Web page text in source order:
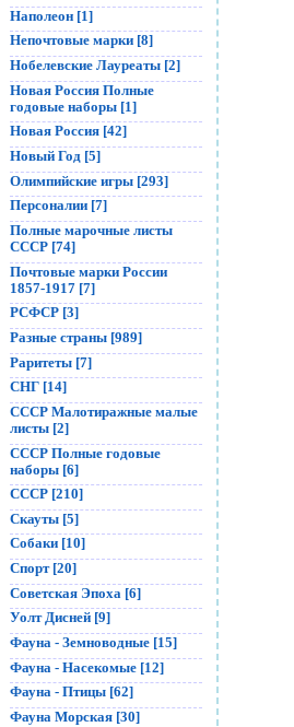
Наполеон [1]
Непочтовые марки [8]
Нобелевские Лауреаты [2]
Новая Россия Полные
годовые наборы [1]
Новая Россия [42]
Новый Год [5]
Олимпийские игры [293]
Персоналии [7]
Полные марочные листы
СССР [74]
Почтовые марки России
1857-1917 [7]
РСФСР [3]
Разные страны [989]
Раритеты [7]
СНГ [14]
СССР Малотиражные малые
листы [2]
СССР Полные годовые
наборы [6]
СССР [210]
Скауты [5]
Собаки [10]
Спорт [20]
Советская Эпоха [6]
Уолт Дисней [9]
Фауна - Земноводные [15]
Фауна - Насекомые [12]
Фауна - Птицы [62]
Фауна Морская [30]